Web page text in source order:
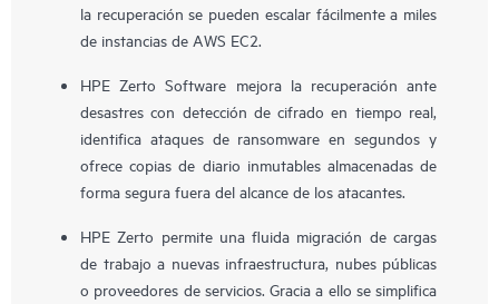
la recuperación se pueden escalar fácilmente a miles
de instancias de AWS EC2.
HPE Zerto Software mejora la recuperación ante
desastres con detección de cifrado en tiempo real,
identifica ataques de ransomware en segundos y
ofrece copias de diario inmutables almacenadas de
forma segura fuera del alcance de los atacantes.
HPE Zerto permite una fluida migración de cargas
de trabajo a nuevas infraestructura, nubes públicas
o proveedores de servicios. Gracia a ello se simplifica